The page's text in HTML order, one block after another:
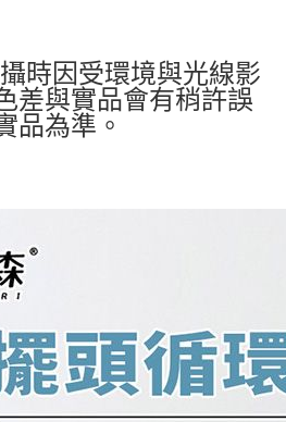
時因受環境與光線影
差與實品會有稍許誤
品為準。